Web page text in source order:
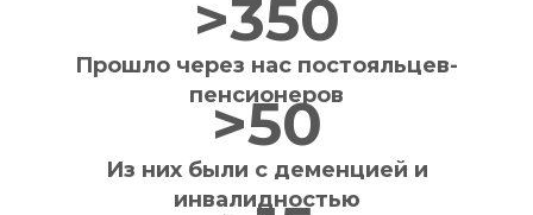
>350
Прошло через нас постояльцев-
пенсионеров
>50
Из них были с деменцией и
инвалидностью